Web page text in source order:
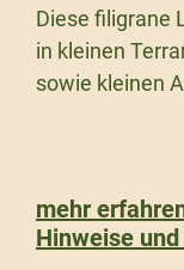
Diese filigrane
in kleinen
sowie kleinen
mehr
Hinweise